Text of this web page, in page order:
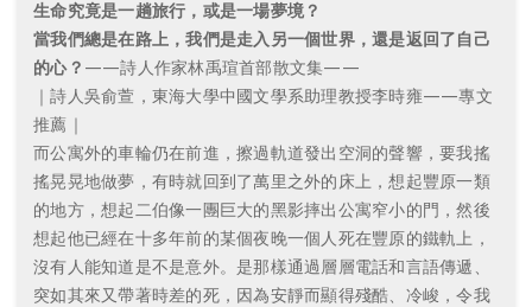
生命究竟是一趟旅行，或是一場夢境？
當我們總是在路上，我們是走入另一個世界，還是返回了自己
的心？ ——詩人作家林禹瑄首部散文集——
｜詩人吳俞萱，東海大學中國文學系助理教授李時雍——專文
推薦｜
而公寓外的車輪仍在前進，擦過軌道發出空洞的聲響，要我搖
搖晃晃地做夢，有時就回到了萬里之外的床上，想起豐原一類
的地方，想起二伯像一團巨大的黑影摔出公寓窄小的門，然後
想起他已經在十多年前的某個夜晚一個人死在豐原的鐵軌上，
沒有人能知道是不是意外。是那樣通過層層電話和言語傳遞、
突如其來又帶著時差的死，因為安靜而顯得殘酷、冷峻，令我